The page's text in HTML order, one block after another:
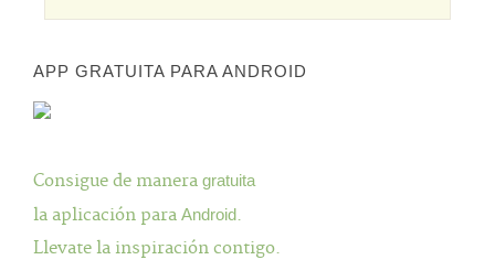
APP GRATUITA PARA ANDROID
Consigue de manera gratuita
la aplicación para Android.
Llevate la inspiración contigo.